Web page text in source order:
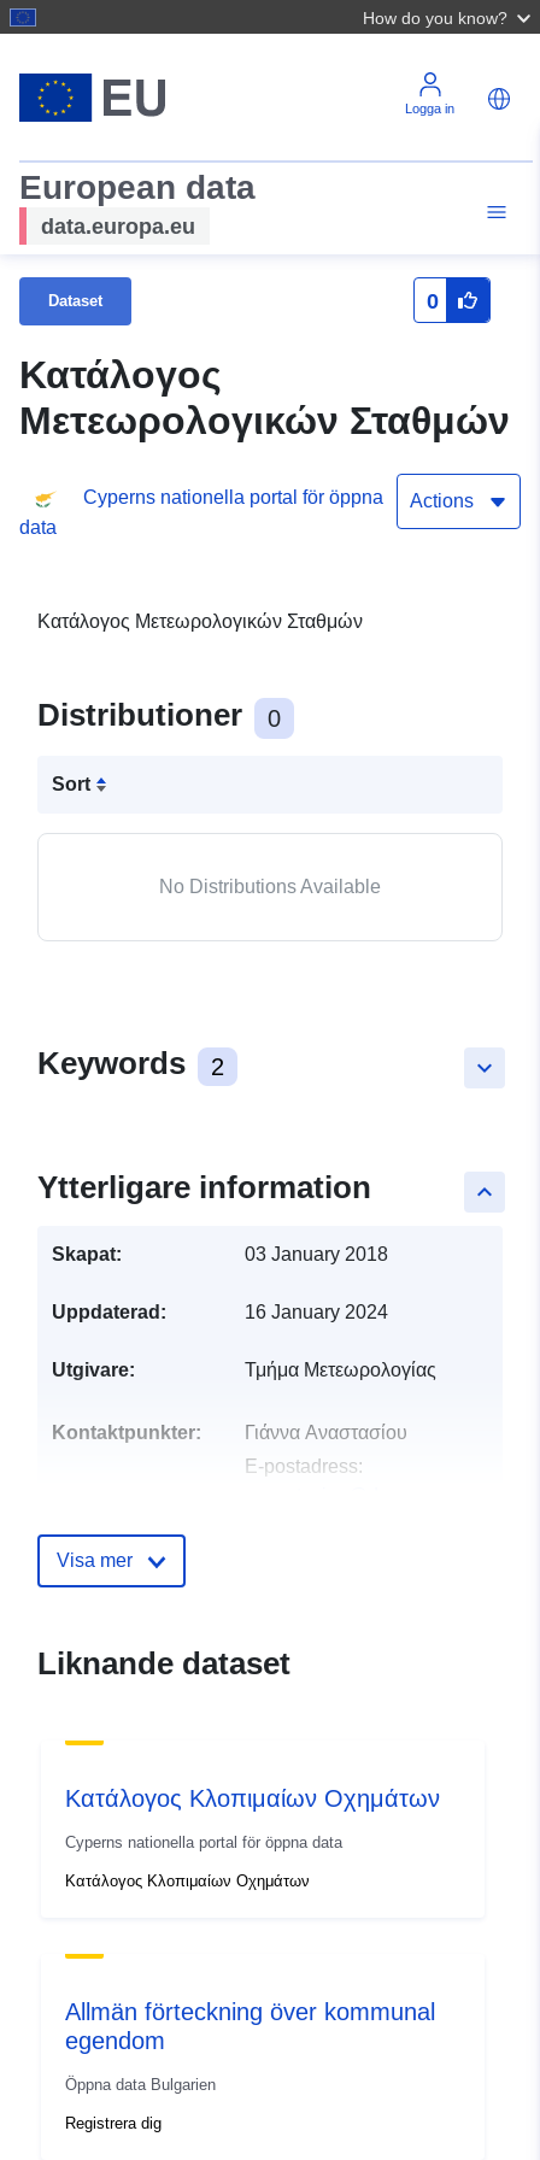
How do you know?
Logga in
European data
data.europa.eu
Dataset 0
Κατάλογος
Μετεωρολογικών Σταθμών
Cyperns nationella portal för öppna
data
Actions
Κατάλογος Μετεωρολογικών Σταθμών
Distributioner 0
Sort
No Distributions Available
keyboard_arrow_down
Keywords 2
keyboard_arrow_up
Ytterligare information
Skapat: 03 January 2018
Uppdaterad: 16 January 2024
Utgivare: Τμήμα Μετεωρολογίας
Kontaktpunkter:
Γιάννα Αναστασίου
E-postadress:
Katalogregister:
01 August 2026
uriRef:
http://data.europa.eu/88u/dataset/
Visa mer
Liknande dataset
Κατάλογος Κλοπιμαίων Οχημάτων
Cyperns nationella portal för öppna data
Κατάλογος Κλοπιμαίων Οχημάτων
Allmän förteckning över kommunal
egendom
Öppna data Bulgarien
Registrera dig